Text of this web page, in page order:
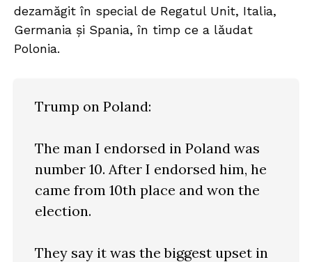
dezamăgit în special de Regatul Unit, Italia,
Germania și Spania, în timp ce a lăudat
Polonia.
Trump on Poland:
The man I endorsed in Poland was
number 10. After I endorsed him, he
came from 10th place and won the
election.
They say it was the biggest upset in